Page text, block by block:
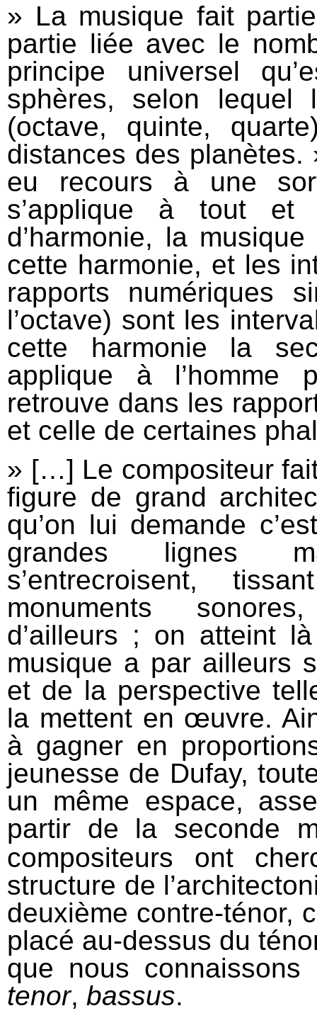
» La musique fait
partie liée avec le
principe universel
sphères, selon lequel
(octave, quinte,
distances des
eu recours à une
s’applique à tout et
d’harmonie, la
cette harmonie, et les
rapports numériques
l’octave) sont les
cette harmonie la
applique à l’homme
retrouve dans les
et celle de certaines
» […] Le compositeur
figure de grand
qu’on lui demande
grandes lignes
s’entrecroisent,
monuments
d’ailleurs ; on atteint
musique a par ailleurs
et de la perspective
la mettent en œuvre.
à gagner en
jeunesse de Dufay,
un même espace,
partir de la seconde
compositeurs ont
structure de
deuxième contre‐ténor,
placé au‐dessus du
que nous
tenor, bassus.